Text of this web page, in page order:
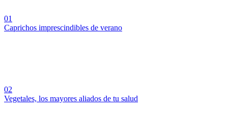
01
Caprichos imprescindibles de verano
02
Vegetales, los mayores aliados de tu salud